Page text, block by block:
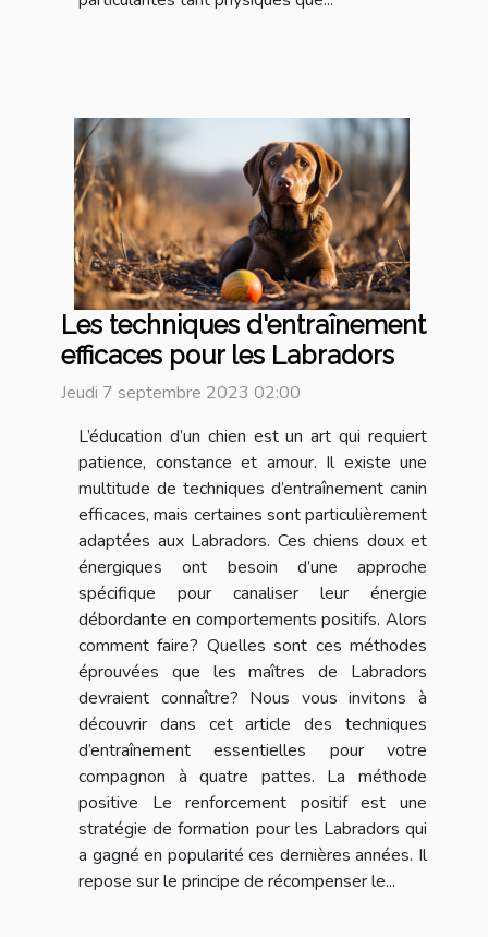
Les techniques d'entraînement
efficaces pour les Labradors
Jeudi 7 septembre 2023 02:00
L’éducation d’un chien est un art qui requiert
patience, constance et amour. Il existe une
multitude de techniques d’entraînement canin
efficaces, mais certaines sont particulièrement
adaptées aux Labradors. Ces chiens doux et
énergiques ont besoin d’une approche
spécifique pour canaliser leur énergie
débordante en comportements positifs. Alors
comment faire? Quelles sont ces méthodes
éprouvées que les maîtres de Labradors
devraient connaître? Nous vous invitons à
découvrir dans cet article des techniques
d’entraînement essentielles pour votre
compagnon à quatre pattes. La méthode
positive Le renforcement positif est une
stratégie de formation pour les Labradors qui
a gagné en popularité ces dernières années. Il
repose sur le principe de récompenser le...